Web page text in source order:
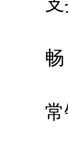
畅